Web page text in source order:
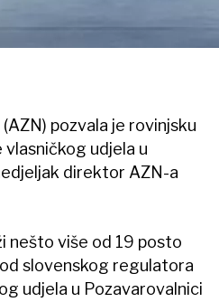
pozvala je rovinjsku
udjela u
direktor AZN-a
nešto više od 19 posto
slovenskog regulatora
udjela u Pozavarovalnici